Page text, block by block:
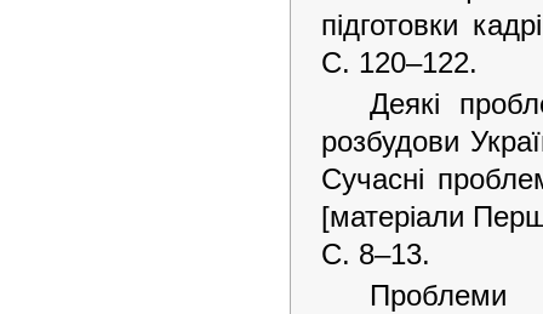
підготовки
С. 120–122.
Деякі
розбудови
Сучасні
[матеріали
С. 8–13.
Проблеми